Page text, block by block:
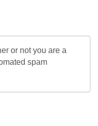
or not you are a
spam